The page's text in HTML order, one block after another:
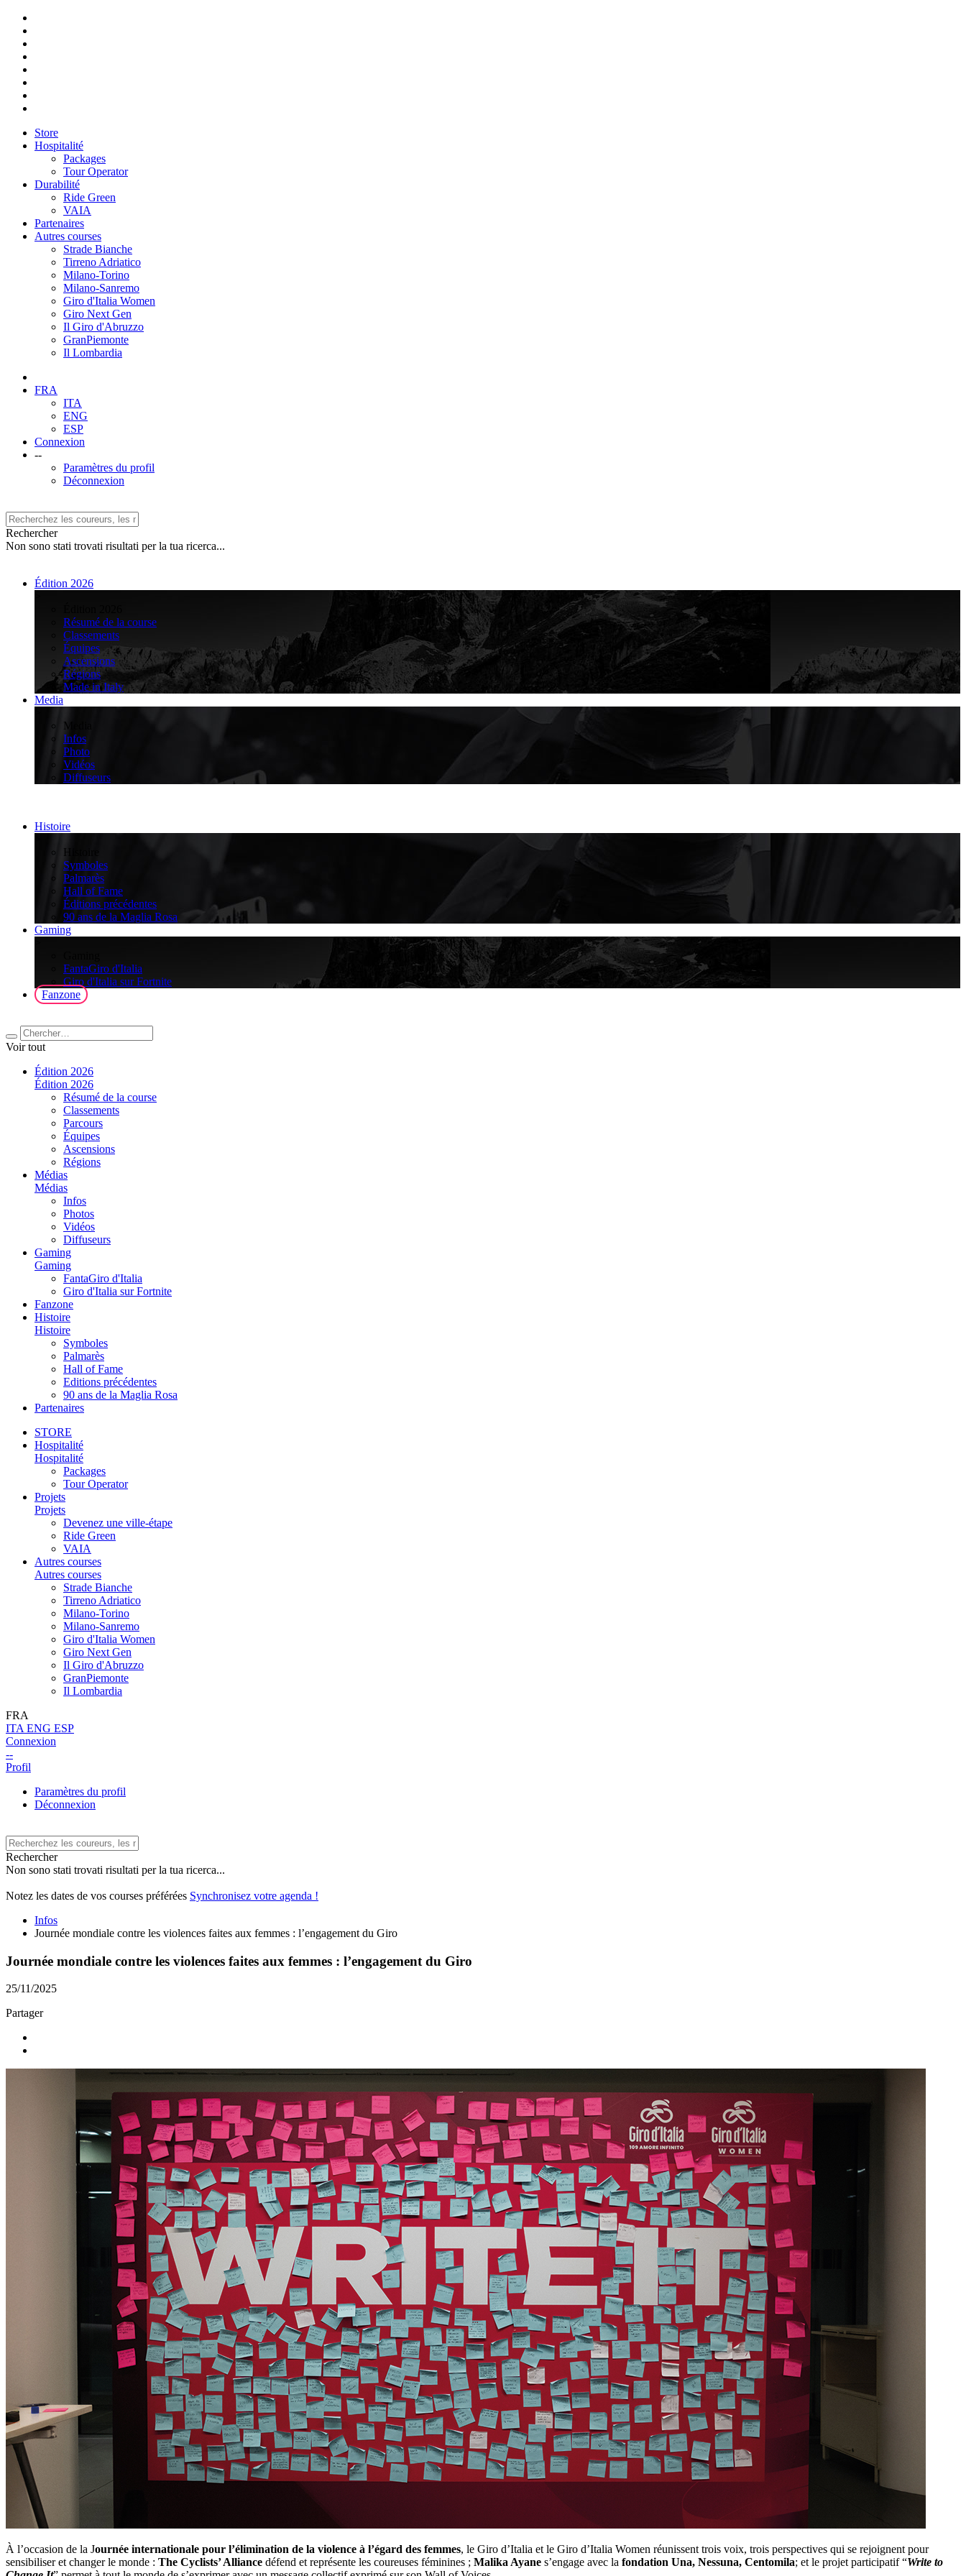
Store
Hospitalité
Packages
Tour Operator
Durabilité
Ride Green
VAIA
Partenaires
Autres courses
Strade Bianche
Tirreno Adriatico
Milano-Torino
Milano-Sanremo
Giro d'Italia Women
Giro Next Gen
Il Giro d'Abruzzo
GranPiemonte
Il Lombardia
FRA
ITA
ENG
ESP
Connexion
--
Paramètres du profil
Déconnexion
Rechercher
Non sono stati trovati risultati per la tua ricerca...
Édition 2026
Résumé de la course
Classements
Équipes
Ascensions
Régions
Made in Italy
Media
Media
Infos
Photo
Vidéos
Diffuseurs
Histoire
Histoire
Symboles
Palmarès
Hall of Fame
Éditions précédentes
90 ans de la Maglia Rosa
Gaming
FantaGiro d'Italia
Giro d'Italia sur Fortnite
Fanzone
Voir tout
Édition 2026
Édition 2026
Résumé de la course
Classements
Parcours
Équipes
Ascensions
Régions
Médias
Médias
Infos
Photos
Vidéos
Diffuseurs
Gaming
Gaming
FantaGiro d'Italia
Giro d'Italia sur Fortnite
Fanzone
Histoire
Histoire
Symboles
Palmarès
Hall of Fame
Editions précédentes
90 ans de la Maglia Rosa
Partenaires
STORE
Hospitalité
Hospitalité
Packages
Tour Operator
Projets
Projets
Devenez une ville-étape
Ride Green
VAIA
Autres courses
Autres courses
Strade Bianche
Tirreno Adriatico
Milano-Torino
Milano-Sanremo
Giro d'Italia Women
Giro Next Gen
Il Giro d'Abruzzo
GranPiemonte
Il Lombardia
FRA
ITA ENG ESP
Connexion
--
Profil
Paramètres du profil
Déconnexion
Rechercher
Non sono stati trovati risultati per la tua ricerca...
Notez les dates de vos courses préférées Synchronisez votre agenda !
Infos
Journée mondiale contre les violences faites aux femmes : l’engagement du Giro
Journée mondiale contre les violences faites aux femmes : l’engagement du Giro
25/11/2025
Partager
À l’occasion de la Journée internationale pour l’élimination de la violence à l’égard des femmes, le Giro d’Italia et le Giro d’Italia Women réunissent trois voix, trois perspectives qui se rejoignent pour
sensibiliser et changer le monde : The Cyclists’ Alliance défend et représente les coureuses féminines ; Malika Ayane s’engage avec la fondation Una, Nessuna, Centomila; et le projet participatif “Write to